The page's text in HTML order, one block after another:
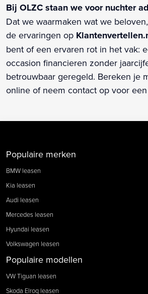
Bij OLZC staan we voor nuchter
Dat we waarmaken wat we
de ervaringen op
bent of een ervaren rot in het vak:
occasion financieren zonder
betrouwbaar geregeld. Bereken je
online of neem contact op voor
Populaire merken
BMW leasen
Kia leasen
Audi leasen
Mercedes leasen
Hyundai leasen
Volkswagen leasen
Populaire modellen
VW Tiguan leasen
Skoda Elroq leasen